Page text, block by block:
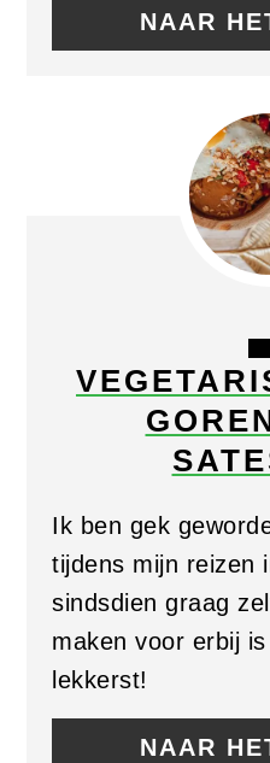
NAAR
Ik ben gek
tijdens mijn reizen
sindsdien graag
maken voor erbij
lekkerst!
NAAR